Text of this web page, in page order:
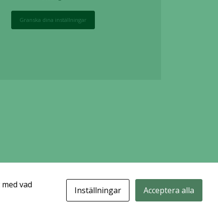
Granska dina inställningar
vad
Inställningar Acceptera alla